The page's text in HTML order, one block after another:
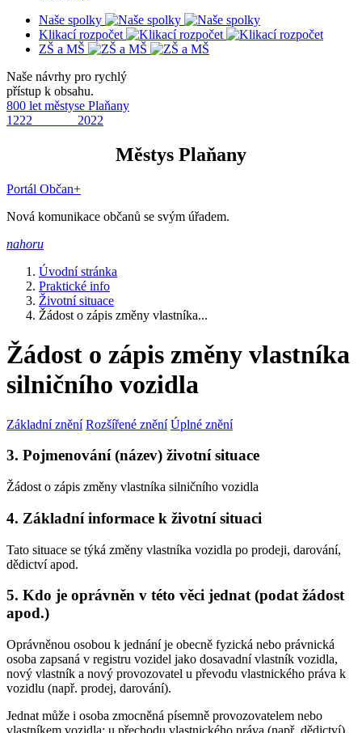
Naše spolky
Klikací rozpočet
ZŠ a MŠ
Naše návrhy pro rychlý
přístup k obsahu.
800 let městyse Plaňany
1222 2022
Městys Plaňany
Portál Občan+
Nová komunikace občanů se svým úřadem.
nahoru
Úvodní stránka
Praktické info
Životní situace
Žádost o zápis změny vlastníka...
Žádost o zápis změny vlastníka
silničního vozidla
Základní znění Rozšířené znění Úplné znění
3. Pojmenování (název) životní situace
Žádost o zápis změny vlastníka silničního vozidla
4. Základní informace k životní situaci
Tato situace se týká změny vlastníka vozidla po prodeji, darování,
dědictví apod.
5. Kdo je oprávněn v této věci jednat (podat žádost
apod.)
Oprávněnou osobou k jednání je obecně fyzická nebo právnická
osoba zapsaná v registru vozidel jako dosavadní vlastník vozidla,
nový vlastník a nový provozovatel u převodu vlastnického práva k
vozidlu (např. prodej, darování).
Jednat může i osoba zmocněná písemně provozovatelem nebo
vlastníkem vozidla; u přechodu vlastnického práva (např. dědictví)